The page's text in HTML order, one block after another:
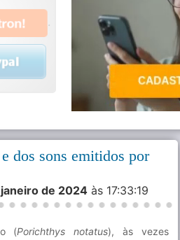
.
dos sons emitidos por
de 2024 às 17:33:19
(Porichthys notatus), às vezes